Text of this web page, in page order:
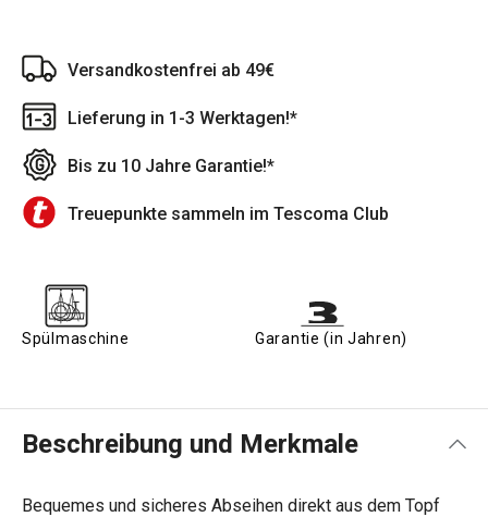
Versandkostenfrei ab 49€
Lieferung in 1-3 Werktagen!*
Bis zu 10 Jahre Garantie!*
Treuepunkte sammeln im Tescoma Club
Spülmaschine Garantie (in Jahren)
Beschreibung und Merkmale
Bequemes und sicheres Abseihen direkt aus dem Topf